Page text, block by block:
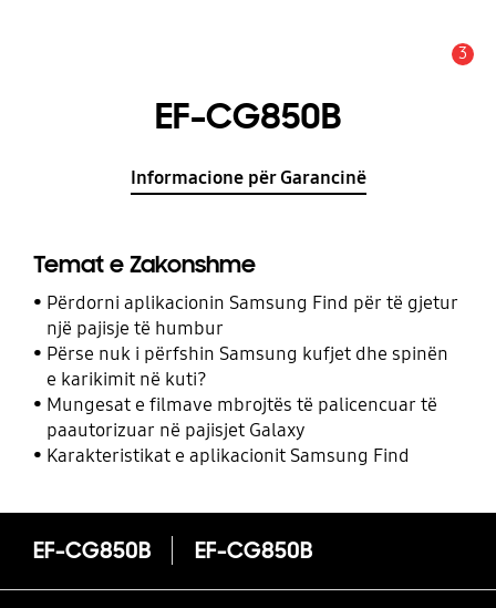
3
EF-CG850B
Informacione për Garancinë
Temat e Zakonshme
Përdorni aplikacionin Samsung Find për të gjetur
një pajisje të humbur
Përse nuk i përfshin Samsung kufjet dhe spinën
e karikimit në kuti?
Mungesat e filmave mbrojtës të palicencuar të
paautorizuar në pajisjet Galaxy
Karakteristikat e aplikacionit Samsung Find
EF-CG850B EF-CG850B